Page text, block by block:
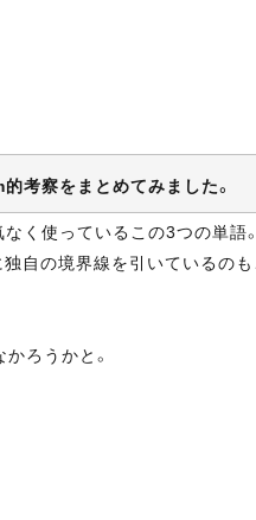
的考察をまとめてみました。
気なく使っているこの3つの単
自の境界線を引いているの
ろうかと。